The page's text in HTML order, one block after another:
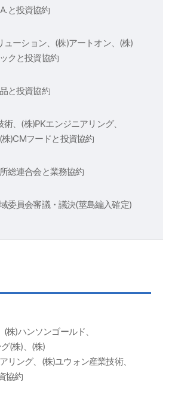
と投資協約
ューション、(株)アートオン、(株)
クと投資協約
と投資協約
、(株)PKエンジニアリング、
)CMフードと投資協約
総連合会と業務協約
委員会審議・議決(莖島編入確定)
株)ハンソンゴールド、
(株)、(株)
リング、(株)ユウォン産業技術、
協約